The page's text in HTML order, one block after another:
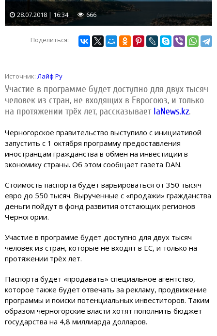
28.07.2018 | 16:34 666
Поделиться:
Источник: Лайф Ру
Участие в программе будет доступно для двух тысяч
человек из стран, не входящих в Евросоюз, и только
на протяжении трёх лет, рассказывает IaNews.kz.
Черногорское правительство выступило с инициативой
запустить с 1 октября программу предоставления
иностранцам гражданства в обмен на инвестиции в
экономику страны. Об этом сообщает газета DAN.
Стоимость паспорта будет варьироваться от 350 тысяч
евро до 550 тысяч. Вырученные с «продажи» гражданства
деньги пойдут в фонд развития отстающих регионов
Черногории.
Участие в программе будет доступно для двух тысяч
человек из стран, которые не входят в ЕС, и только на
протяжении трёх лет.
Паспорта будет «продавать» специальное агентство,
которое также будет отвечать за рекламу, продвижение
программы и поиски потенциальных инвеститоров. Таким
образом черногорские власти хотят пополнить бюджет
государства на 4,8 миллиарда долларов.